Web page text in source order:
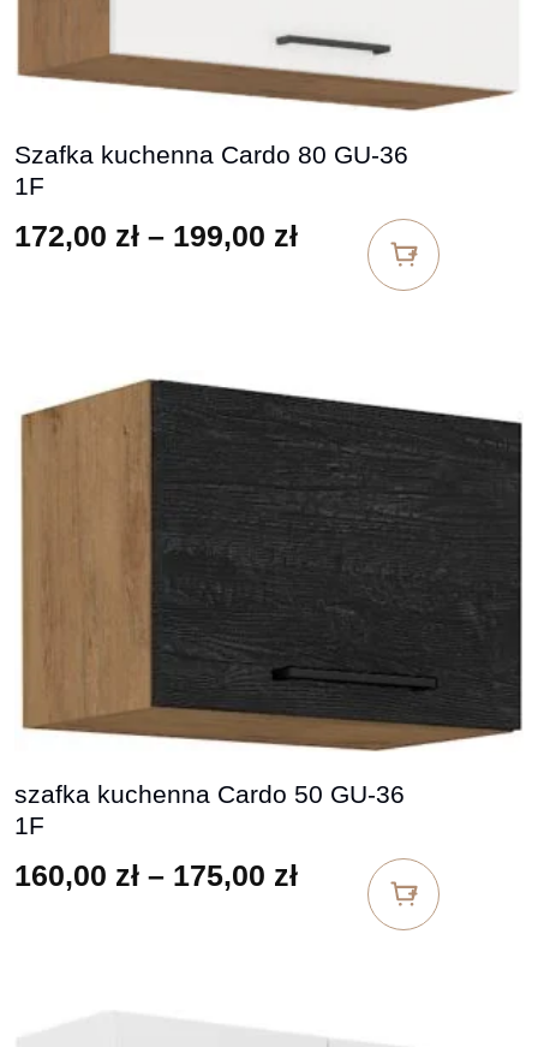
Szafka kuchenna Cardo 80 GU-36
1F
172,00 zł – 199,00 złZakres cen: od
szafka kuchenna Cardo 50 GU-36
1F
160,00 zł – 175,00 złZakres cen: od